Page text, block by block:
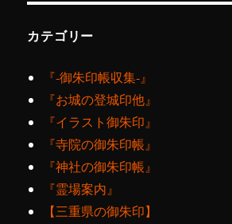
カテゴリー
『‐御朱印帳収集‐』
『お城の登城印他』
『イラスト御朱印』
『寺院の御朱印帳』
『神社の御朱印帳』
『霊場案内』
【三重県の御朱印】